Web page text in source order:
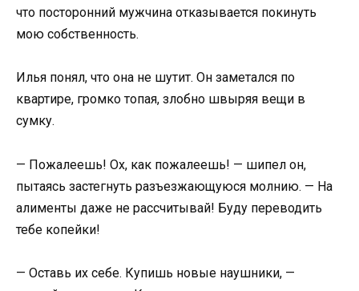
что посторонний мужчина отказывается покинуть
мою собственность.
Илья понял, что она не шутит. Он заметался по
квартире, громко топая, злобно швыряя вещи в
сумку.
— Пожалеешь! Ох, как пожалеешь! — шипел он,
пытаясь застегнуть разъезжающуюся молнию. — На
алименты даже не рассчитывай! Буду переводить
тебе копейки!
— Оставь их себе. Купишь новые наушники, —